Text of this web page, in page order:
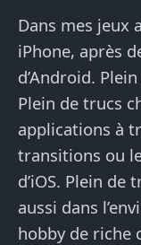
Dans mes jeux
iPhone, après
d’Android.
Plein de trucs
applications à
transitions ou
d’iOS. Plein de
aussi dans
hobby de riche